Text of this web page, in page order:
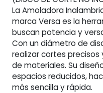
cantidad
La Amoladora
marca Versa es la
buscan potencia y
Con un diámetro de
realizar cortes
de materiales. Su
espacios reducidos,
más sencilla y rápida.